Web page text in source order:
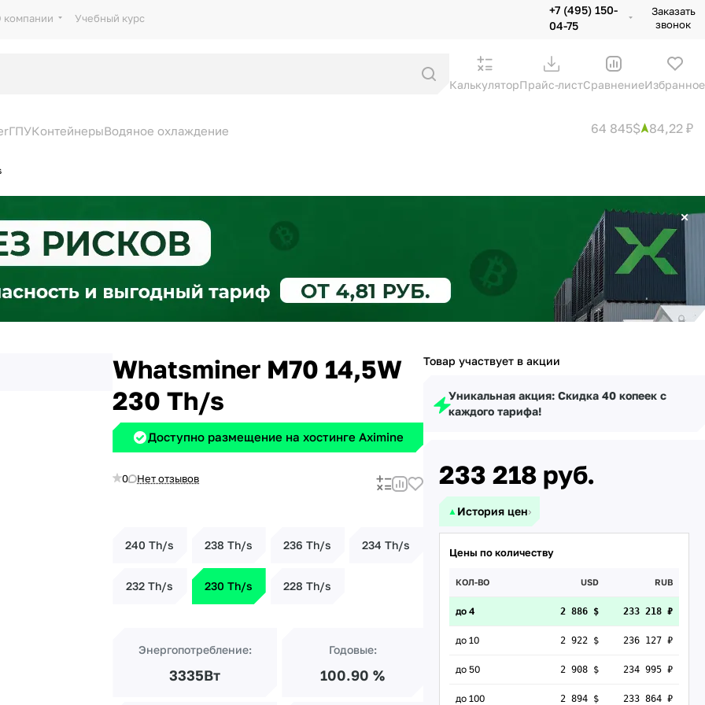
компании Учебный курс
+7 (495) 150-
04-75
Заказать
звонок
КалькуляторПрайс-листСравнениеИзбранное
ГПУКонтейнерыВодяное охлаждение 64 845$ 84,22 ₽
×
Whatsminer M70 14,5W
230 Th/s
Доступно размещение на хостинге Aximine
0 Нет отзывов
240 Th/s 238 Th/s 236 Th/s 234 Th/s
232 Th/s 230 Th/s 228 Th/s
Энергопотребление:
3335Вт
Годовые:
100.90 %
Товар участвует в акции
Уникальная акция: Скидка 40 копеек с
каждого тарифа!
233 218 руб.
▲ История цен›
Цены по количеству
КОЛ-ВО USD RUB
до 4 2 886 $ 233 218 ₽
до 10 2 922 $ 236 127 ₽
до 50 2 908 $ 234 995 ₽
до 100 2 894 $ 233 864 ₽